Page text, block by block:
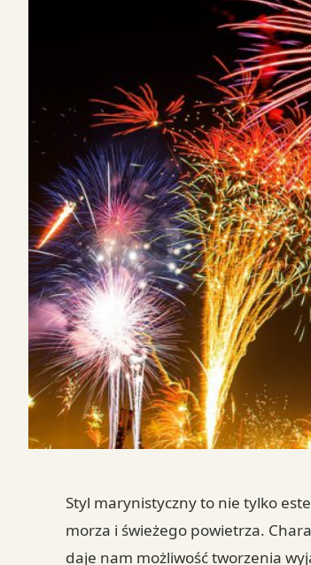
Styl marynistyczny to nie tylko
morza i świeżego powietrza.
daje nam możliwość tworzenia